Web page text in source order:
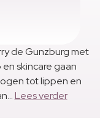
de Gunzburg met
skincare gaan
tot lippen en
Lees verder